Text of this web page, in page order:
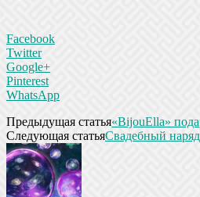
Facebook
Twitter
Google+
Pinterest
WhatsApp
Предыдущая статья«BijouElla»
Следующая статьяСвадебный